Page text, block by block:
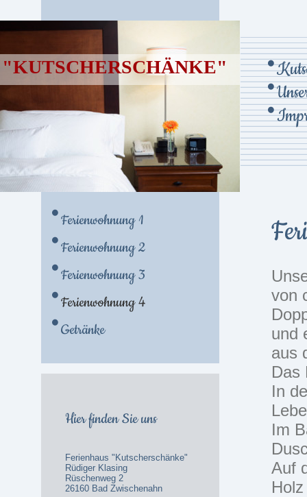
"KUTSCHERSCHÄNKE"
Ferienwohnung 1
Ferienwohnung 2
Ferienwohnung 3
Ferienwohnung 4
Getränke
Hier finden Sie uns
Ferienhaus "Kutscherschänke"
Rüdiger Klasing
Rüschenweg 2
26160 Bad Zwischenahn
von
und
aus
Das
In
Im
Auf